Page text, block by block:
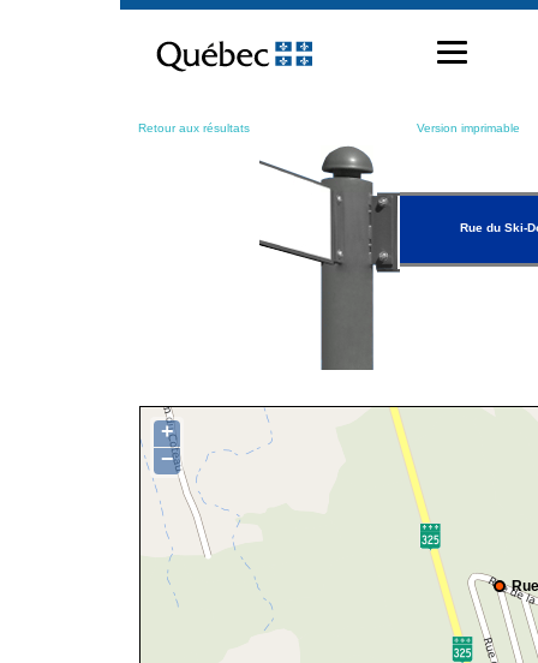
contenu
Retour aux résultats Version imprimable
Rue du Ski-
+
−